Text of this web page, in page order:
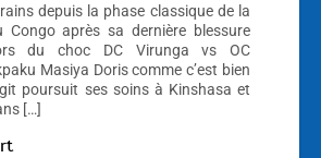
depuis la phase classique de la
Congo après sa dernière blessure
du choc DC Virunga vs OC
Masiya Doris comme c’est bien
poursuit ses soins à Kinshasa et
[…]